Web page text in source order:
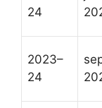
24
2023–
24